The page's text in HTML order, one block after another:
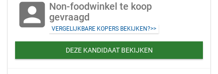
account_box Non-foodwinkel te koop
gevraagd
VERGELIJKBARE KOPERS BEKIJKEN?>>
DEZE KANDIDAAT BEKIJKEN